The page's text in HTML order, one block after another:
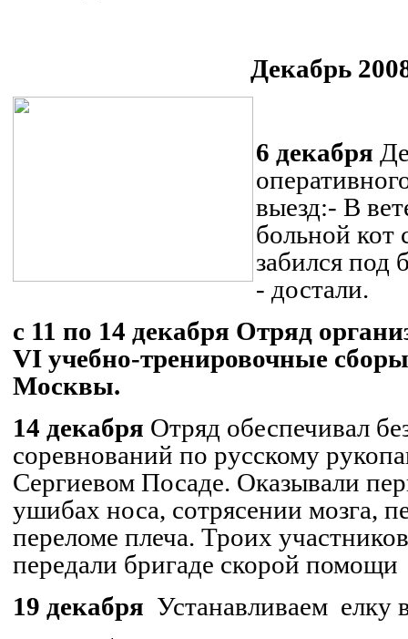
Декабрь
6 декабря
выезд:- В
больной кот
забился под
- достали.
c 11 по 14 декабря Отряд
VI учебно-тренировочные сборы
Москвы.
14 декабря Отряд обеспечивал
соревнований по русскому
Сергиевом Посаде. Оказывали
ушибах носа, сотрясении мозга,
переломе плеча. Троих
передали бригаде скорой помощи
19 декабря Устанавливаем елку